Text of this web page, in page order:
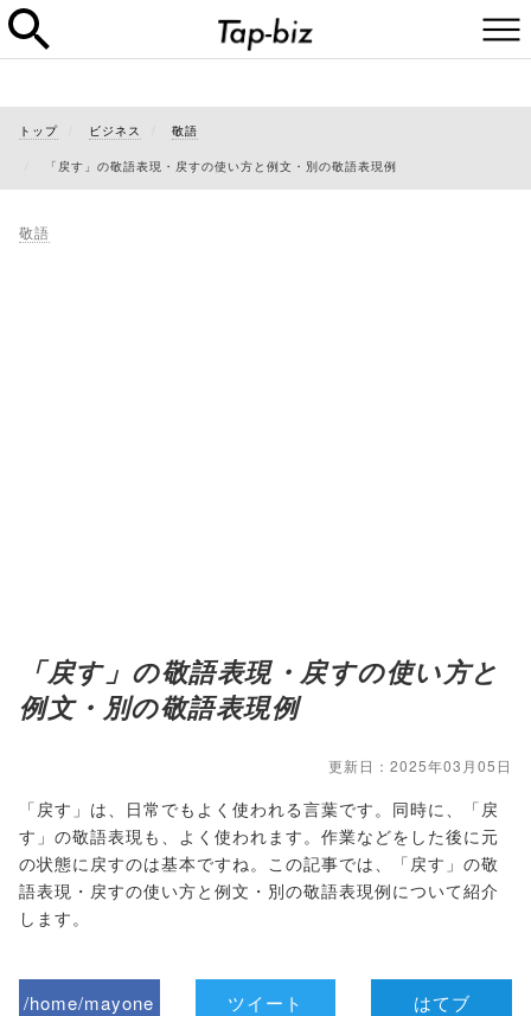
トップ ビジネス 敬語
「戻す」の敬語表現・戻すの使い方と例文・別の敬語表現例
敬語
「戻す」の敬語表現・戻すの使い方と
例文・別の敬語表現例
更新日：2025年03月05日
「戻す」は、日常でもよく使われる言葉です。同時に、「戻
す」の敬語表現も、よく使われます。作業などをした後に元
の状態に戻すのは基本ですね。この記事では、「戻す」の敬
語表現・戻すの使い方と例文・別の敬語表現例について紹介
します。
/home/mayone
ツイート はてブ